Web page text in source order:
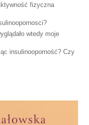
fizyczna
wtedy moje
insulinooporność? Czy